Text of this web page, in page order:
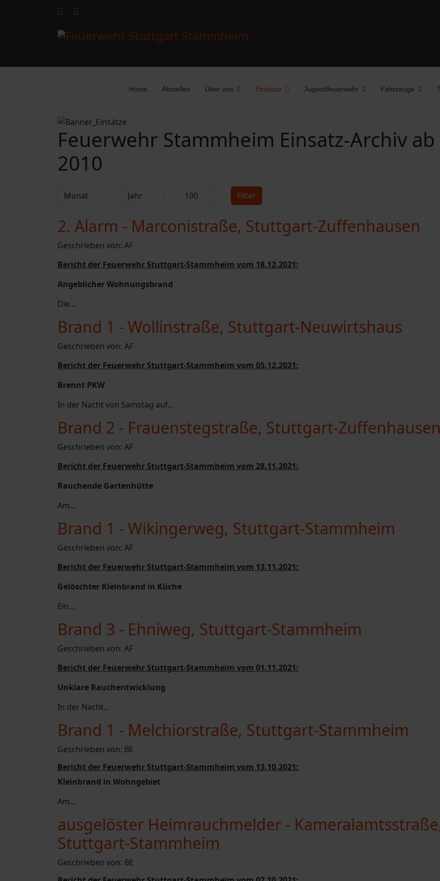
Home Aktuelles Über uns Einsätze Jugendfeuerwehr Fahrzeuge
Feuerwehr Stammheim Einsatz-Archiv ab
2010
Filter
Monat Jahr Anzeige # Filter
2. Alarm - Marconistraße, Stuttgart-Zuffenhausen
Geschrieben von: AF
Bericht der Feuerwehr Stuttgart-Stammheim vom 18.12.2021:
Angeblicher Wohnungsbrand
Die...
Brand 1 - Wollinstraße, Stuttgart-Neuwirtshaus
Geschrieben von: AF
Bericht der Feuerwehr Stuttgart-Stammheim vom 05.12.2021:
Brennt PKW
In der Nacht von Samstag auf...
Brand 2 - Frauenstegstraße, Stuttgart-
Geschrieben von: AF
Bericht der Feuerwehr Stuttgart-Stammheim vom 28.11.2021:
Rauchende Gartenhütte
Am...
Brand 1 - Wikingerweg, Stuttgart-Stammheim
Geschrieben von: AF
Bericht der Feuerwehr Stuttgart-Stammheim vom 13.11.2021:
Gelöschter Kleinbrand in Küche
Ein...
Brand 3 - Ehniweg, Stuttgart-Stammheim
Geschrieben von: AF
Bericht der Feuerwehr Stuttgart-Stammheim vom 01.11.2021:
Unklare Rauchentwicklung
In der Nacht...
Brand 1 - Melchiorstraße, Stuttgart-Stammheim
Geschrieben von: BE
Bericht der Feuerwehr Stuttgart-Stammheim vom 13.10.2021:
Kleinbrand in Wohngebiet
Am...
ausgelöster Heimrauchmelder -
Stuttgart-Stammheim
Geschrieben von: BE